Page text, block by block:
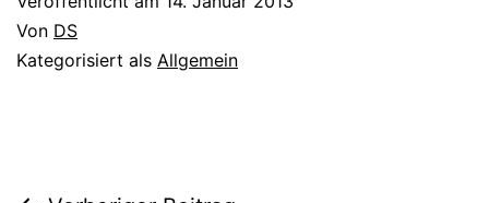
Von DS
Kategorisiert als Allgemein